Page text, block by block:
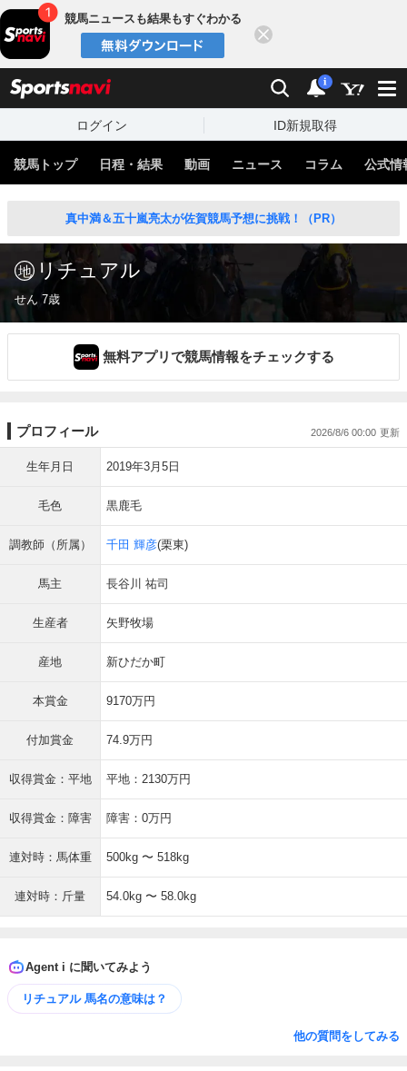
競馬ニュースも結果もすぐわかる
検索 通知
i
ログイン ID新規取得
競馬トップ 日程・結果 動画 ニュース コラム 公式情
真中満＆五十嵐亮太が佐賀競馬予想に挑戦！（PR）
リチュアル
せん 7歳
無料アプリで競馬情報をチェックする
プロフィール 2026/8/6 00:00
生年月日 2019年3月5日
毛色 黒鹿毛
調教師（所属） 千田 輝彦(栗東)
馬主 長谷川 祐司
生産者 矢野牧場
産地 新ひだか町
本賞金 9170万円
付加賞金 74.9万円
収得賞金：平地 平地：2130万円
収得賞金：障害 障害：0万円
連対時：馬体重 500kg 〜 518kg
連対時：斤量 54.0kg 〜 58.0kg
Agent i に聞いてみよう
リチュアル 馬名の意味は？
他の質問をしてみる